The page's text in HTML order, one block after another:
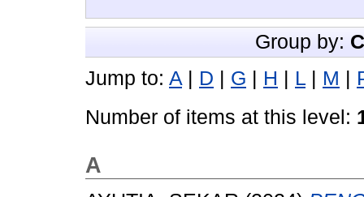
Group by:
Jump to: A D G H L M
Number of items at this level:
A